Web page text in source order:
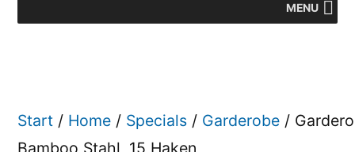
MENU
Start / Home / Specials / Garderobe /
Bamboo Stahl, 15 Haken